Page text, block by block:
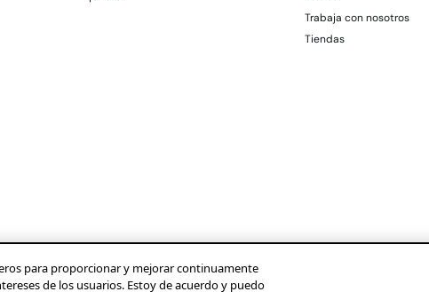
Trabaja con nosotros
Tiendas
para proporcionar y mejorar continuamente
de los usuarios. Estoy de acuerdo y puedo